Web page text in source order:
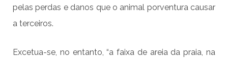
pelas perdas e danos que o animal porventura causar
a terceiros.
Excetua-se, no entanto, “a faixa de areia da praia, na